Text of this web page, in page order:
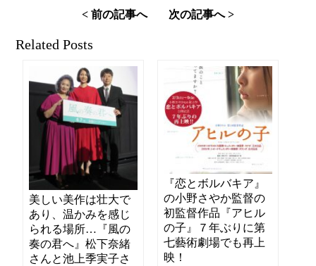
< 前の記事へ 次の記事へ >
Related Posts
美しい美作は壮大で
あり、温かみを感じ
られる場所…『風の
奏の君へ』松下奈緒
さんと池上季実子さ
『恋とボルバキア』
の小野さやか監督の
初監督作品『アヒル
の子』７年ぶりに第
七藝術劇場でも再上
映！